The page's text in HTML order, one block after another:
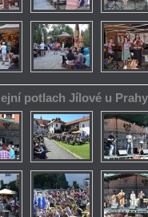
potlach Jílové u Prahy